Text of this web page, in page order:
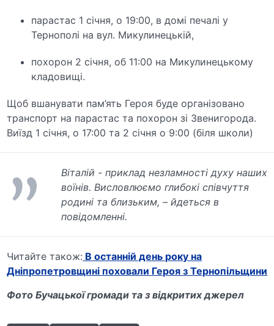
парастас 1 січня, о 19:00, в домі печалі у
Тернополі на вул. Микулинецькій,
похорон 2 січня, об 11:00 на Микулинецькому
кладовищі.
Щоб вшанувати пам’ять Героя буде організовано
транспорт на парастас та похорон зі Звенигорода.
Виїзд 1 січня, о 17:00 та 2 січня о 9:00 (біля школи)
Віталій - приклад незламності духу наших
воїнів. Висловлюємо глибокі співчуття
родині та близьким, – йдеться в
повідомленні.
Читайте також: В останній день року на
Дніпропетровщині поховали Героя з Тернопільщини
Фото Бучацької громади та з відкритих джерел